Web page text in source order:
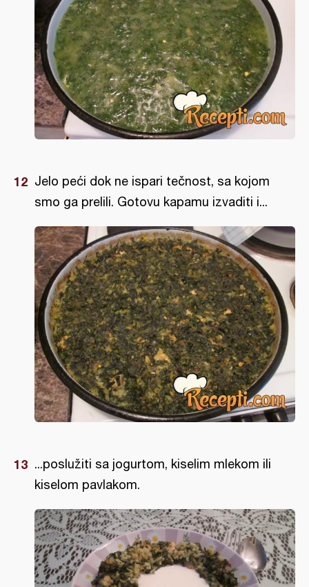
Jelo peći dok ne ispari tečnost, sa kojom
smo ga prelili. Gotovu kapamu izvaditi i...
...poslužiti sa jogurtom, kiselim mlekom ili
kiselom pavlakom.